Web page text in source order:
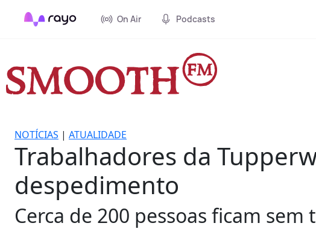
On Air Podcasts
NOTÍCIAS | ATUALIDADE
Trabalhadores da
despedimento
Cerca de 200 pessoas ficam sem